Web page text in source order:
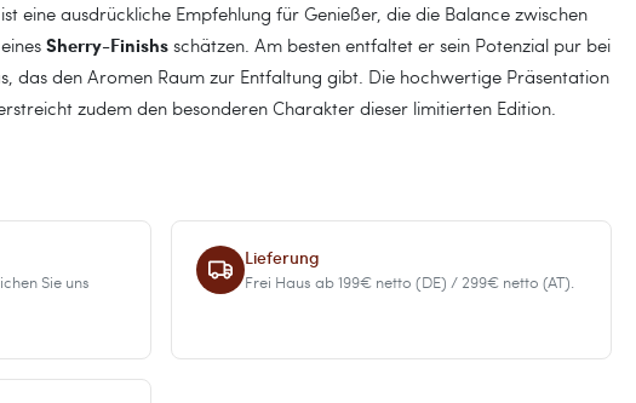
eine ausdrückliche Empfehlung für Genießer, die die Balance zwischen
Sherry-Finishs schätzen. Am besten entfaltet er sein Potenzial pur bei
das den Aromen Raum zur Entfaltung gibt. Die hochwertige Präsentation
zudem den besonderen Charakter dieser limitierten Edition.
Sie uns
Lieferung
Frei Haus ab 199€ netto (DE) / 299€ netto (AT).